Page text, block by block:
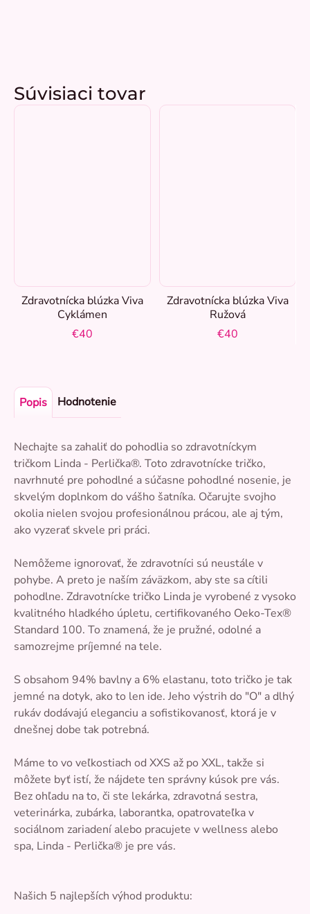
Súvisiaci tovar
Zdravotnícka blúzka Viva
Cyklámen
€40
Zdravotnícka blúzka Viva
Ružová
€40
Popis Hodnotenie
Nechajte sa zahaliť do pohodlia so zdravotníckym
tričkom Linda - Perlička®. Toto zdravotnícke tričko,
navrhnuté pre pohodlné a súčasne pohodlné nosenie, je
skvelým doplnkom do vášho šatníka. Očarujte svojho
okolia nielen svojou profesionálnou prácou, ale aj tým,
ako vyzerať skvele pri práci.
Nemôžeme ignorovať, že zdravotníci sú neustále v
pohybe. A preto je naším záväzkom, aby ste sa cítili
pohodlne. Zdravotnícke tričko Linda je vyrobené z vysoko
kvalitného hladkého úpletu, certifikovaného Oeko-Tex®
Standard 100. To znamená, že je pružné, odolné a
samozrejme príjemné na tele.
S obsahom 94% bavlny a 6% elastanu, toto tričko je tak
jemné na dotyk, ako to len ide. Jeho výstrih do "O" a dlhý
rukáv dodávajú eleganciu a sofistikovanosť, ktorá je v
dnešnej dobe tak potrebná.
Máme to vo veľkostiach od XXS až po XXL, takže si
môžete byť istí, že nájdete ten správny kúsok pre vás.
Bez ohľadu na to, či ste lekárka, zdravotná sestra,
veterinárka, zubárka, laborantka, opatrovateľka v
sociálnom zariadení alebo pracujete v wellness alebo
spa, Linda - Perlička® je pre vás.
Našich 5 najlepších výhod produktu: